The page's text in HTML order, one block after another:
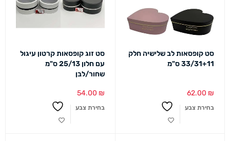
סט קופסאות לב שלישיה חלק
33/31+11 ס"מ
62.00 ₪
בחירת צבע
סט זוג קופסאות קרטון עיגול
עם חלון 25/13 ס"מ
שחור/לבן
54.00 ₪
בחירת צבע